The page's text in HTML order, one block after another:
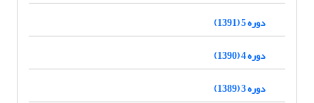
دوره 5 (1391)
دوره 4 (1390)
دوره 3 (1389)